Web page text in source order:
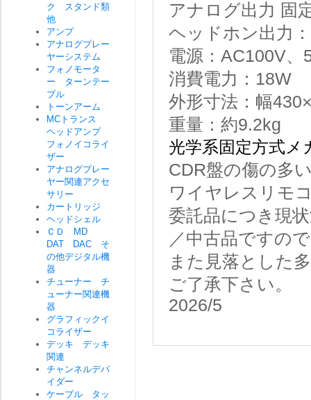
アナログ出力 固
ヘッドホン出力
電源：AC100V、
消費電力：18W
外形寸法：幅
重量：約9.2kg
光学系固定方式メ
CDR盤の傷の多
ワイヤレスリモ
委託品につき現
／中古品ですの
また見落とした
ご了承下さい。
2026/5
ク スタンド類
他
アンプ
アナログプレー
ヤーシステム
フォノモータ
ー ターンテー
ブル
トーンアーム
MCトランス
ヘッドアンプ
フォノイコライ
ザー
アナログプレー
ヤー関連アクセ
サリー
カートリッジ
ヘッドシェル
ＣＤ MD
DAT DAC そ
の他デジタル機
器
チューナー チ
ューナー関連機
器
グラフィックイ
コライザー
デッキ デッキ
関連
チャンネルデバ
イダー
ケーブル タッ